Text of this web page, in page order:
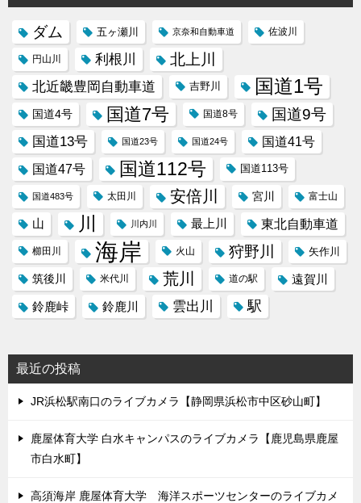
ダム 五ヶ瀬川 京奈和自動車道 佐波川
円山川 利根川 北上川
北近畿豊岡自動車道 吉野川 国道1号
国道4号 国道7号 国道8号 国道9号
国道13号 国道23号 国道24号 国道41号
国道47号 国道112号 国道113号
国道483号 太田川 安倍川 宮川 富士山
山 川 川内川 最上川 東北自動車道
櫛田川 海岸 火山 狩野川 矢作川
筑後川 米代川 荒川 道の駅
遠賀川
鈴鹿峠
鈴鹿川 雲出川 駅
最近の投稿
JR浜松駅南口のライブカメラ【静岡県浜松市中区砂山町】
鹿屋体育大学 白水キャンパスのライブカメラ【鹿児島県鹿屋
市白水町】
高須海岸 鹿屋体育大学 海洋スポーツセンターのライブカメ